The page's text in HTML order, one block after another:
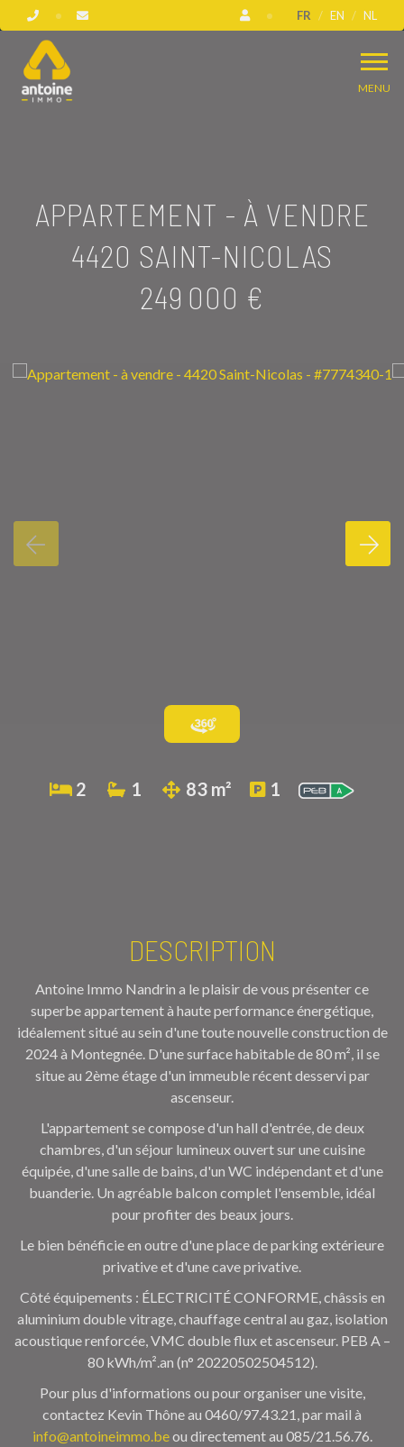
FR EN NL
MENU
APPARTEMENT - À VENDRE
4420 SAINT-NICOLAS
249 000 €
2 1 83 m² 1
DESCRIPTION
Antoine Immo Nandrin a le plaisir de vous présenter ce
superbe appartement à haute performance énergétique,
idéalement situé au sein d'une toute nouvelle construction de
2024 à Montegnée. D'une surface habitable de 80 m², il se
situe au 2ème étage d'un immeuble récent desservi par
ascenseur.
L'appartement se compose d'un hall d'entrée, de deux
chambres, d'un séjour lumineux ouvert sur une cuisine
équipée, d'une salle de bains, d'un WC indépendant et d'une
buanderie. Un agréable balcon complet l'ensemble, idéal
pour profiter des beaux jours.
Le bien bénéficie en outre d'une place de parking extérieure
privative et d'une cave privative.
Côté équipements : ÉLECTRICITÉ CONFORME, châssis en
aluminium double vitrage, chauffage central au gaz, isolation
acoustique renforcée, VMC double flux et ascenseur. PEB A –
80 kWh/m².an (n° 20220502504512).
Pour plus d'informations ou pour organiser une visite,
contactez Kevin Thône au 0460/97.43.21, par mail à
info@antoineimmo.beou directement au 085/21.56.76.